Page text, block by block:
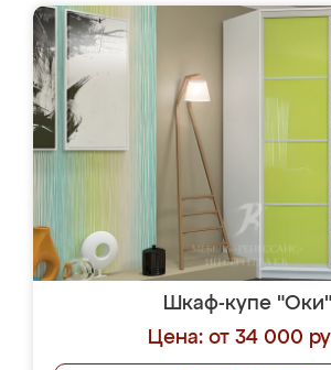
Шкаф-купе "Оки"
Цена: от 34 000